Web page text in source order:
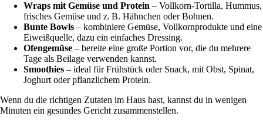
Wraps mit Gemüse und Protein – Vollkorn-Tortilla, Hummus,
frisches Gemüse und z. B. Hähnchen oder Bohnen.
Bunte Bowls – kombiniere Gemüse, Vollkornprodukte und eine
Eiweißquelle, dazu ein einfaches Dressing.
Ofengemüse – bereite eine große Portion vor, die du mehrere
Tage als Beilage verwenden kannst.
Smoothies – ideal für Frühstück oder Snack, mit Obst, Spinat,
Joghurt oder pflanzlichem Protein.
Wenn du die richtigen Zutaten im Haus hast, kannst du in wenigen
Minuten ein gesundes Gericht zusammenstellen.